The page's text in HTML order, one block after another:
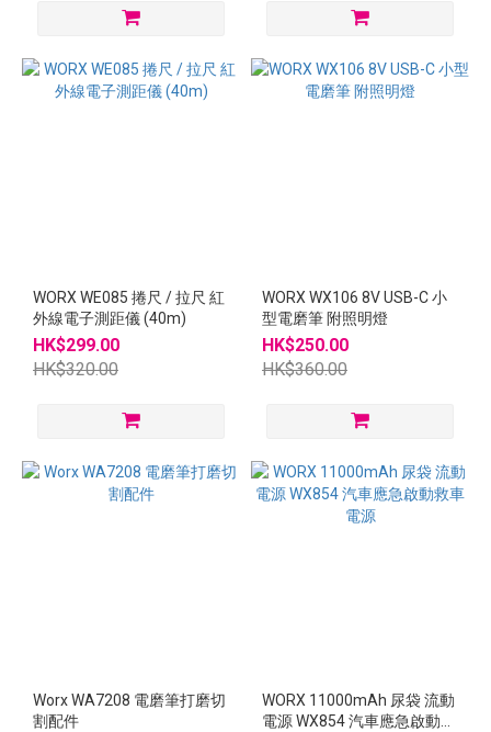
WORX WE085 捲尺 / 拉尺 紅
外線電子測距儀 (40m)
HK$299.00
HK$320.00
WORX WX106 8V USB-C 小
型電磨筆 附照明燈
HK$250.00
HK$360.00
Worx WA7208 電磨筆打磨切
割配件
WORX 11000mAh 尿袋 流動
電源 WX854 汽車應急啟動救